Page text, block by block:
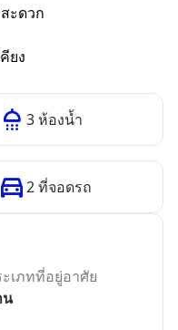
ะดวก
ยง
3ห้องน้ำ
2ที่จอดรถ
เภทที่อยู่อาศัย
น